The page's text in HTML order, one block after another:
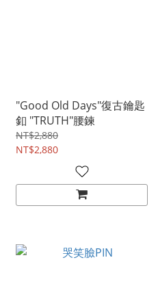
"Good Old Days"復古鑰匙
釦 "TRUTH"腰鍊
NT$2,880
NT$2,880